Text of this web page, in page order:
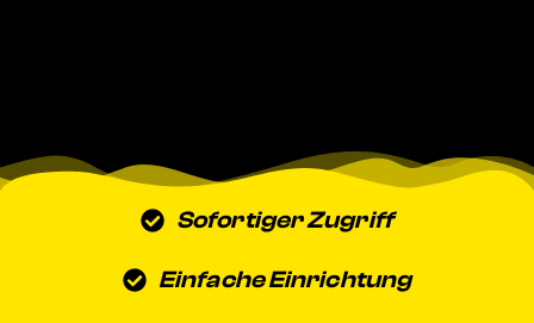
Sofortiger Zugriff
Einfache Einrichtung